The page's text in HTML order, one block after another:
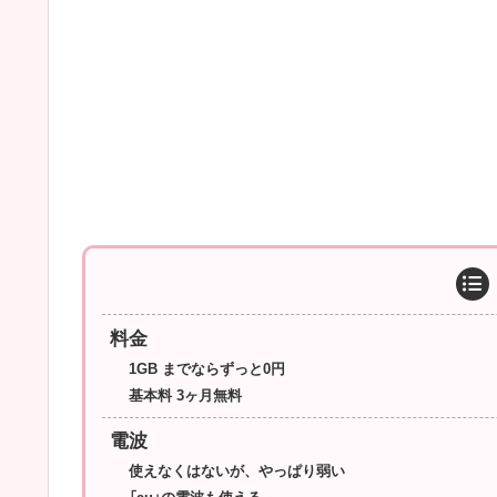
料金
1GB までならずっと0円
基本料 3ヶ月無料
電波
使えなくはないが、やっぱり弱い